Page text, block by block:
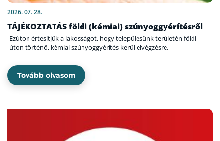
2026. 07. 28.
TÁJÉKOZTATÁS földi (kémiai) szúnyoggyérítésről
Ezúton értesítjük a lakosságot, hogy településünk területén földi
úton történő, kémiai szúnyoggyérítés kerül elvégzésre.
Tovább olvasom